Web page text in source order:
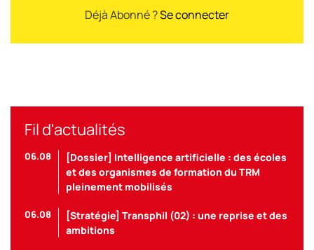
Déjà Abonné ?Se connecter
Fil d'actualités
06.08
[Dossier] Intelligence artificielle : des écoles
et des organismes de formation du TRM
pleinement mobilisés
06.08
[Stratégie] Transphil (02) : une reprise et des
ambitions